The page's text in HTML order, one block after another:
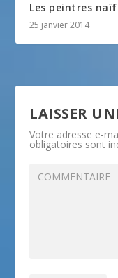
Les peintres
25 janvier 2014
LAISSER
Votre adresse e-
obligatoires sont